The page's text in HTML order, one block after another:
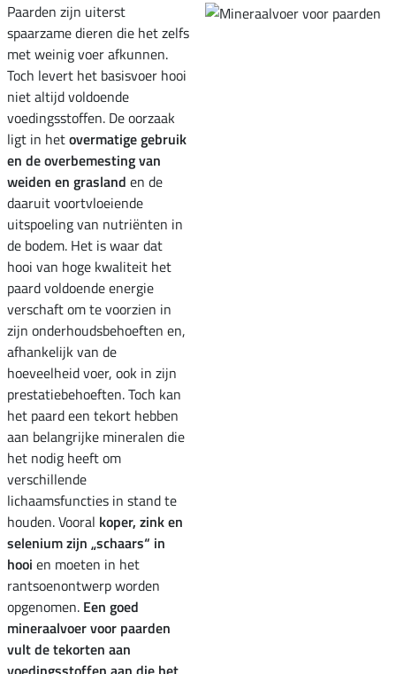
Paarden zijn uiterst
spaarzame dieren die het zelfs
met weinig voer afkunnen.
Toch levert het basisvoer hooi
niet altijd voldoende
voedingsstoffen. De oorzaak
ligt in hetovermatige gebruik
en de overbemesting van
weiden en grasland en de
daaruit voortvloeiende
uitspoeling van nutriënten in
de bodem. Het is waar dat
hooi van hoge kwaliteit het
paard voldoende energie
verschaft om te voorzien in
zijn onderhoudsbehoeften en,
afhankelijk van de
hoeveelheid voer, ook in zijn
prestatiebehoeften. Toch kan
het paard een tekort hebben
aan belangrijke mineralen die
het nodig heeft om
verschillende
lichaamsfuncties in stand te
houden. Vooral koper, zink en
selenium zijn „schaars“ in
hooi en moeten in het
rantsoenontwerp worden
opgenomen. Een goed
mineraalvoer voor paarden
vult de tekorten aan